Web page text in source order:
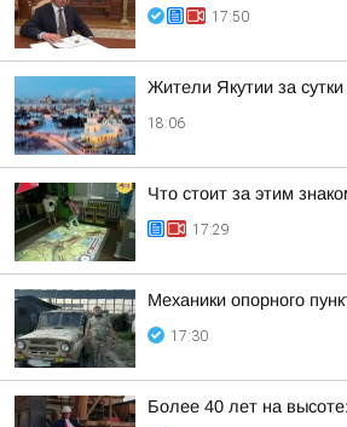
17:50
Жители Якутии за
18:06
Что стоит за этим
17:29
Механики опорного
17:30
Более 40 лет на